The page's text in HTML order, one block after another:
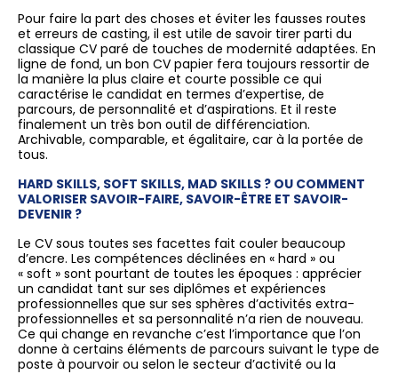
Pour faire la part des choses et éviter les fausses routes
et erreurs de casting, il est utile de savoir tirer parti du
classique CV paré de touches de modernité adaptées. En
ligne de fond, un bon CV papier fera toujours ressortir de
la manière la plus claire et courte possible ce qui
caractérise le candidat en termes d’expertise, de
parcours, de personnalité et d’aspirations. Et il reste
finalement un très bon outil de différenciation.
Archivable, comparable, et égalitaire, car à la portée de
tous.
HARD SKILLS, SOFT SKILLS, MAD SKILLS ? OU COMMENT
VALORISER SAVOIR-FAIRE, SAVOIR-ÊTRE ET SAVOIR-
DEVENIR ?
Le CV sous toutes ses facettes fait couler beaucoup
d’encre. Les compétences déclinées en « hard » ou
« soft » sont pourtant de toutes les époques : apprécier
un candidat tant sur ses diplômes et expériences
professionnelles que sur ses sphères d’activités extra-
professionnelles et sa personnalité n’a rien de nouveau.
Ce qui change en revanche c’est l’importance que l’on
donne à certains éléments de parcours suivant le type de
poste à pourvoir ou selon le secteur d’activité ou la